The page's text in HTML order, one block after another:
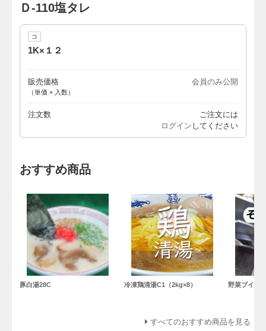
Ｄ-110塩タレ
コ
1K×１２
販売価格
（単価 × 入数）
会員のみ公開
注文数
ご注文には
ログイン してください
おすすめ商品
豚白湯28C 冷凍鶏清湯C1（2kg×8） 野菜ブイヨ
すべてのおすすめ商品を見る